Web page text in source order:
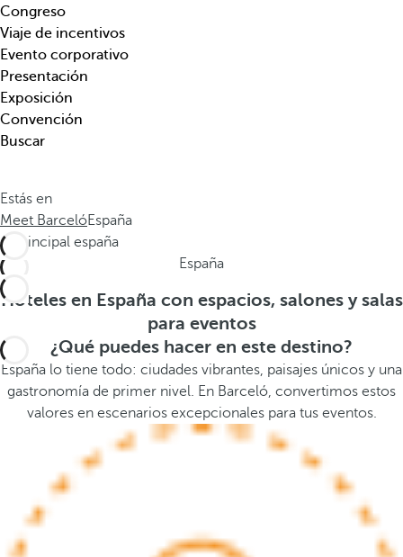
e
m
á
t
i
c
a
.
c
h
a
h
a
c
i
b
a
j
o
,
s
a
b
r
Congreso
Viaje de incentivos
Evento corporativo
Presentación
Exposición
Convención
Buscar
Estás en
Meet BarcelóEspaña
España
Hoteles en España con espacios, salones y salas
para eventos
¿Qué puedes hacer en este destino?
España lo tiene todo: ciudades vibrantes, paisajes únicos y una
gastronomía de primer nivel. En Barceló, convertimos estos
valores en escenarios excepcionales para tus eventos.